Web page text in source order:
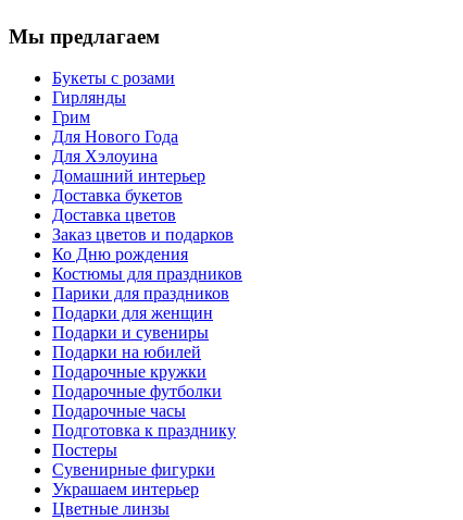
Мы предлагаем
Букеты с розами
Гирлянды
Грим
Для Нового Года
Для Хэлоуина
Домашний интерьер
Доставка букетов
Доставка цветов
Заказ цветов и подарков
Ко Дню рождения
Костюмы для праздников
Парики для праздников
Подарки для женщин
Подарки и сувениры
Подарки на юбилей
Подарочные кружки
Подарочные футболки
Подарочные часы
Подготовка к празднику
Постеры
Сувенирные фигурки
Украшаем интерьер
Цветные линзы